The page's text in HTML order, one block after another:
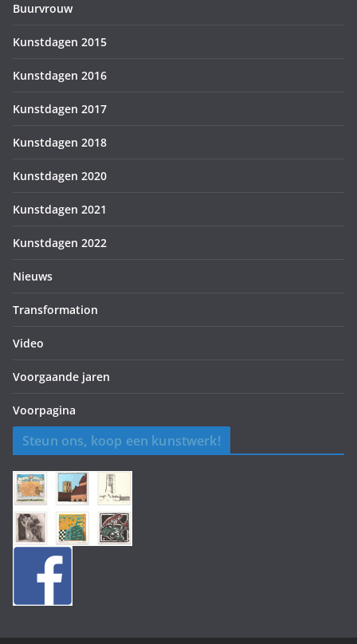
Buurvrouw
Kunstdagen 2015
Kunstdagen 2016
Kunstdagen 2017
Kunstdagen 2018
Kunstdagen 2020
Kunstdagen 2021
Kunstdagen 2022
Nieuws
Transformation
Video
Voorgaande jaren
Voorpagina
Steun ons, koop een kunstwerk!